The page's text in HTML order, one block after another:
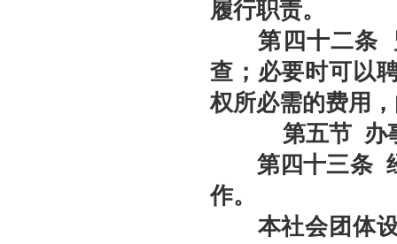
履行职责。
第四十二条
查；必要时可以
权所必需的费用
第五节 办
第四十三条
作。
本社会团体设